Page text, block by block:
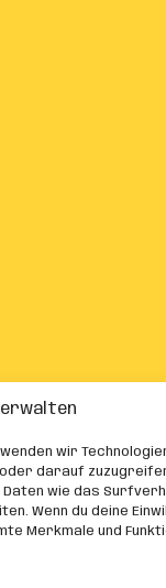
wir
darauf
Daten wie das
Wenn du deine
Merkmale und